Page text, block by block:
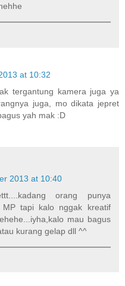
at 10:32
tergantung kamera juga ya
juga, mo dikata jepret
yah mak :D
2013 at 10:40
orang punya
tapi kalo nggak kreatif
mau bagus
kurang gelap dll ^^